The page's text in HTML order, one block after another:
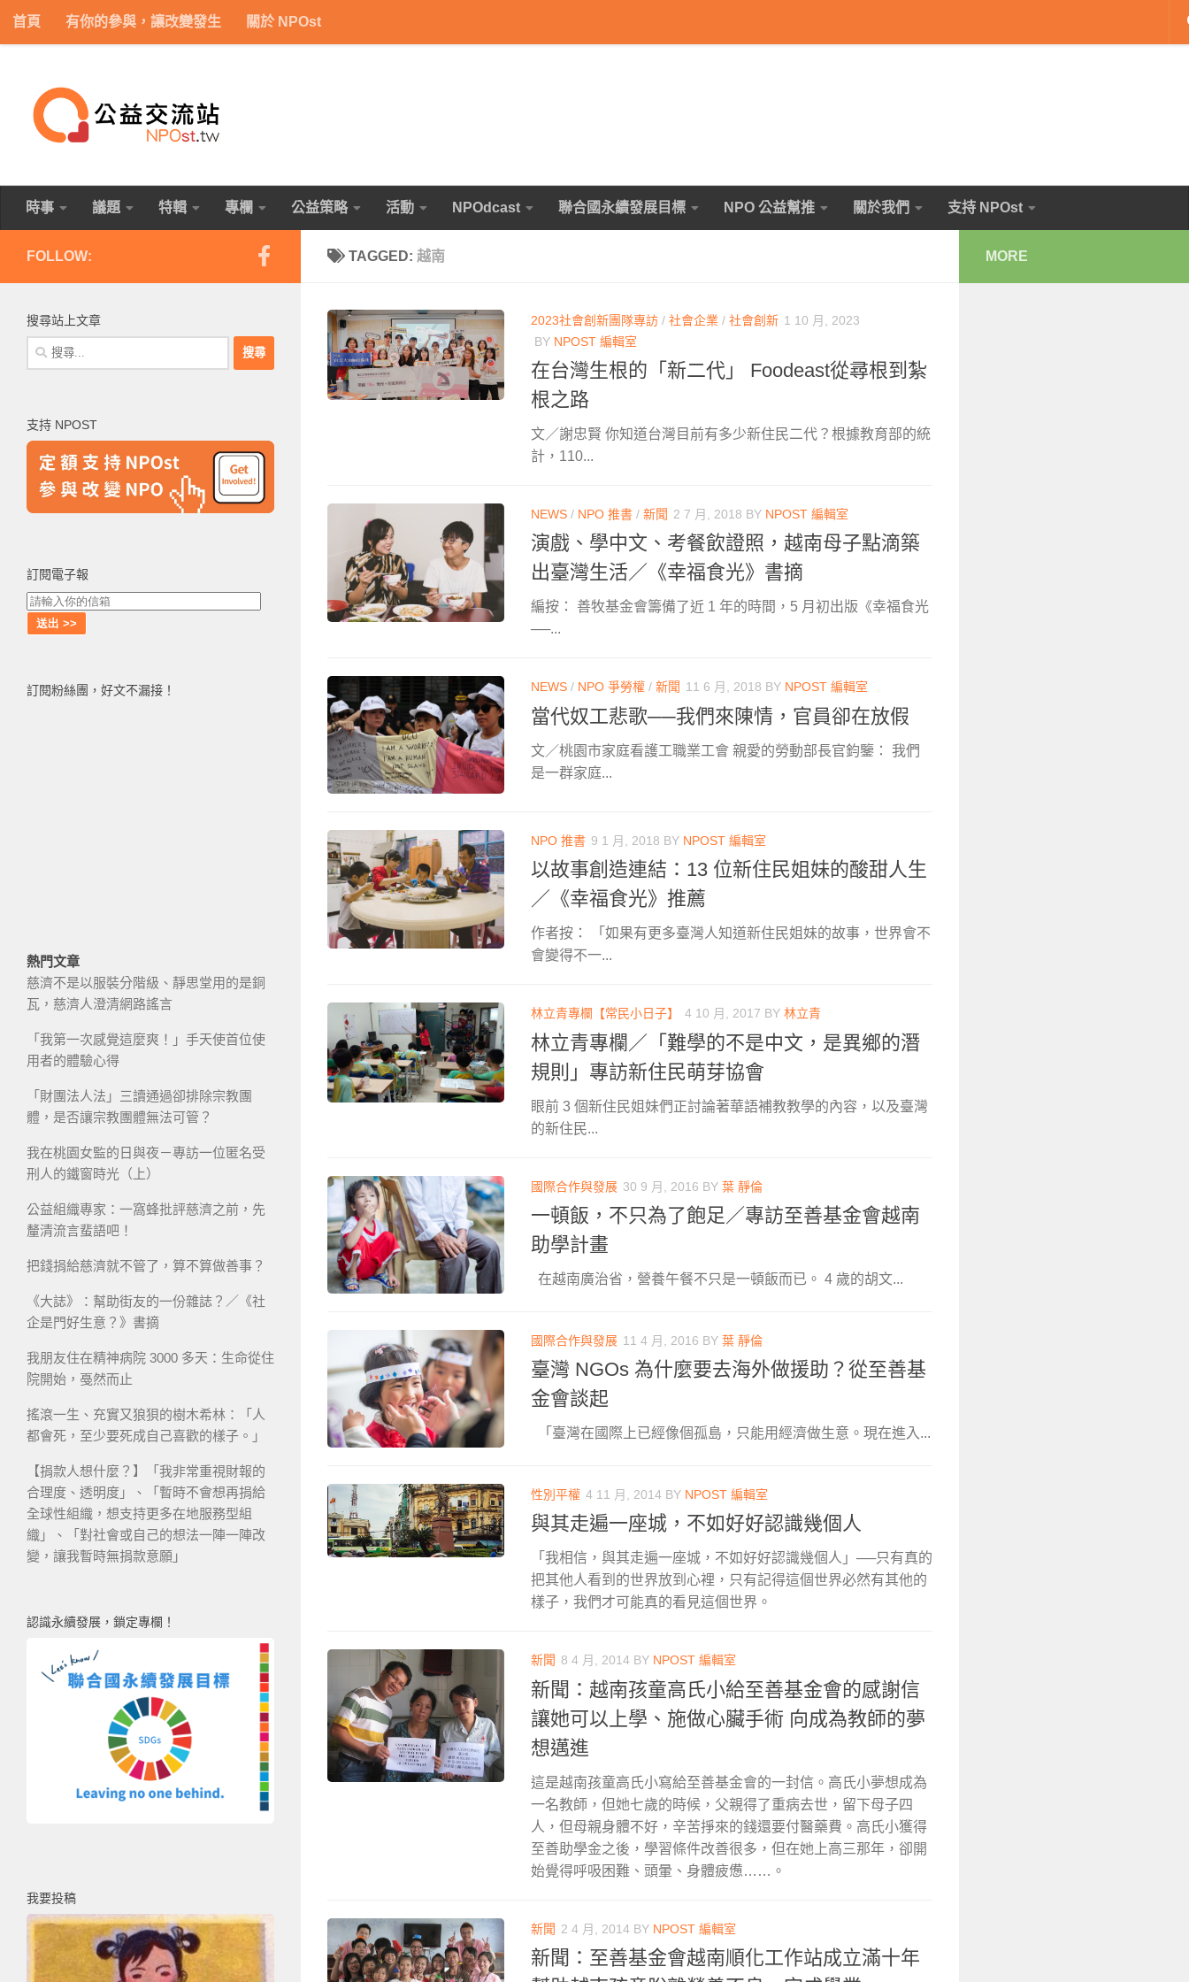
Skip to content
首頁 有你的參與，讓改變發生 關於 NPOst
時事 議題 特輯 專欄 公益策略 活動 NPOdcast 聯合國永續發展目標 NPO 公益幫推 關於我們 支持 NPOst
TAGGED: 越南
2023社會創新團隊專訪 / 社會企業 / 社會創新 1 10 月, 2023
BY NPOST 編輯室
在台灣生根的「新二代」 Foodeast從尋根到紮
根之路
文／謝忠賢 你知道台灣目前有多少新住民二代？根據教育部的統
計，110...
NEWS / NPO 推書 / 新聞 2 7 月, 2018 BY NPOST 編輯室
演戲、學中文、考餐飲證照，越南母子點滴築
出臺灣生活／《幸福食光》書摘
編按： 善牧基金會籌備了近 1 年的時間，5 月初出版《幸福食光
──...
NEWS / NPO 爭勞權 / 新聞 11 6 月, 2018 BY NPOST 編輯室
當代奴工悲歌──我們來陳情，官員卻在放假
文／桃園市家庭看護工職業工會 親愛的勞動部長官鈞鑒： 我們
是一群家庭...
NPO 推書 9 1 月, 2018 BY NPOST 編輯室
以故事創造連結：13 位新住民姐妹的酸甜人生
／《幸福食光》推薦
作者按： 「如果有更多臺灣人知道新住民姐妹的故事，世界會不
會變得不一...
林立青專欄【常民小日子】 4 10 月, 2017 BY 林立青
林立青專欄／「難學的不是中文，是異鄉的潛
規則」專訪新住民萌芽協會
眼前 3 個新住民姐妹們正討論著華語補教教學的內容，以及臺灣
的新住民...
國際合作與發展 30 9 月, 2016 BY 葉 靜倫
一頓飯，不只為了飽足／專訪至善基金會越南
助學計畫
在越南廣治省，營養午餐不只是一頓飯而已。 4 歲的胡文...
國際合作與發展 11 4 月, 2016 BY 葉 靜倫
臺灣 NGOs 為什麼要去海外做援助？從至善基
金會談起
「臺灣在國際上已經像個孤島，只能用經濟做生意。現在進入...
性別平權 4 11 月, 2014 BY NPOST 編輯室
與其走遍一座城，不如好好認識幾個人
「我相信，與其走遍一座城，不如好好認識幾個人」──只有真的
把其他人看到的世界放到心裡，只有記得這個世界必然有其他的
樣子，我們才可能真的看見這個世界。
新聞 8 4 月, 2014 BY NPOST 編輯室
新聞：越南孩童高氏小給至善基金會的感謝信
讓她可以上學、施做心臟手術 向成為教師的夢
想邁進
這是越南孩童高氏小寫給至善基金會的一封信。高氏小夢想成為
一名教師，但她七歲的時候，父親得了重病去世，留下母子四
人，但母親身體不好，辛苦掙來的錢還要付醫藥費。高氏小獲得
至善助學金之後，學習條件改善很多，但在她上高三那年，卻開
始覺得呼吸困難、頭暈、身體疲憊……。
新聞 2 4 月, 2014 BY NPOST 編輯室
新聞：至善基金會越南順化工作站成立滿十年
FOLLOW:
搜尋站上文章
搜
尋
字:
支持 NPOST
訂閱電子報
訂閱粉絲團，好文不漏接！
熱門文章
慈濟不是以服裝分階級、靜思堂用的是銅
瓦，慈濟人澄清網路謠言
「我第一次感覺這麼爽！」手天使首位使
用者的體驗心得
「財團法人法」三讀通過卻排除宗教團
體，是否讓宗教團體無法可管？
我在桃園女監的日與夜－專訪一位匿名受
刑人的鐵窗時光（上）
公益組織專家：一窩蜂批評慈濟之前，先
釐清流言蜚語吧！
把錢捐給慈濟就不管了，算不算做善事？
《大誌》：幫助街友的一份雜誌？／《社
企是門好生意？》書摘
我朋友住在精神病院 3000 多天：生命從住
院開始，戞然而止
搖滾一生、充實又狼狽的樹木希林：「人
都會死，至少要死成自己喜歡的樣子。」
【捐款人想什麼？】「我非常重視財報的
合理度、透明度」、「暫時不會想再捐給
全球性組織，想支持更多在地服務型組
織」、「對社會或自己的想法一陣一陣改
變，讓我暫時無捐款意願」
認識永續發展，鎖定專欄！
我要投稿
MORE